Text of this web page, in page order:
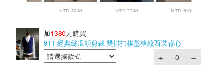
加1380元購買
911 經典絲瓜領剪裁 雙排扣棋盤格紋西裝背心